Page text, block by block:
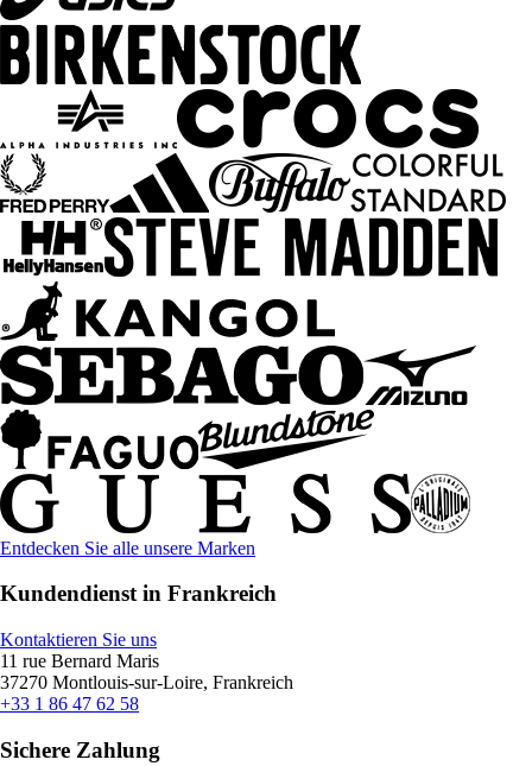
Entdecken Sie alle unsere Marken
Kundendienst in Frankreich
Kontaktieren Sie uns
11 rue Bernard Maris
37270 Montlouis-sur-Loire, Frankreich
+33 1 86 47 62 58
Sichere Zahlung